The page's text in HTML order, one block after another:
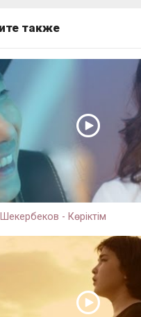
также
Шекербеков - Көріктім